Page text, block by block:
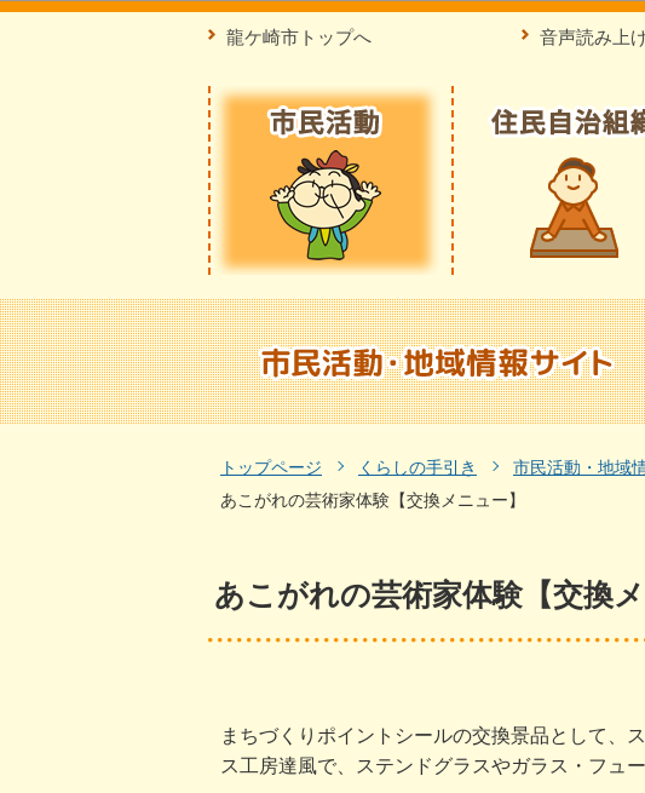
龍ケ崎市トップへ 音声読み上
トップページ くらしの手引き 市民活動・地域
あこがれの芸術家体験【交換メニュー】
あこがれの芸術家体験【交換メ
まちづくりポイントシールの交換景品として、
ス工房達風で、ステンドグラスやガラス・フュ